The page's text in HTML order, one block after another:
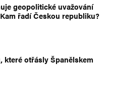
geopolitické uvažování
řadí Českou republiku?
které otřásly Španělskem